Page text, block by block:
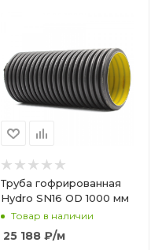
Труба гофрированная
Hydro SN16 OD 1000 мм
Товар в наличии
25 188₽/м